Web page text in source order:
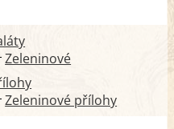
Zeleninové
Zeleninové přílohy